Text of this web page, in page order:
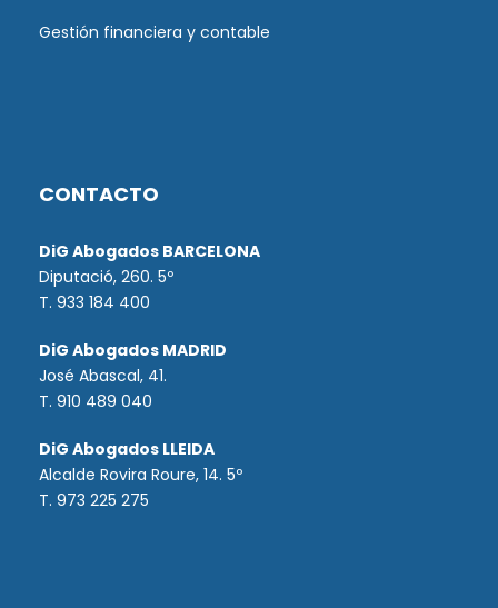
Gestión financiera y contable
CONTACTO
DiG Abogados BARCELONA
Diputació, 260. 5º
T. 933 184 400
DiG Abogados MADRID
José Abascal, 41.
T. 910 489 040
DiG Abogados LLEIDA
Alcalde Rovira Roure, 14. 5º
T. 973 225 275